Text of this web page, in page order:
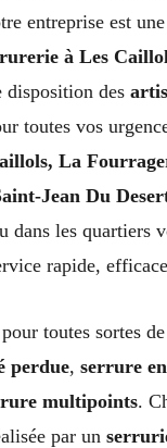
entreprise est
à Les
disposition des
toutes vos
La
Jean Du
dans les quartiers
rapide,
toutes sortes
perdue, serrure
multipoints.
par un